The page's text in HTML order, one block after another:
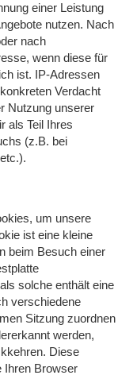
einer Leistung
nutzen. Nach
nach
wenn diese für
ist. IP-Adressen
Verdacht
Nutzung unserer
als Teil Ihres
(z.B. bei
um unsere
ist eine kleine
beim Besuch einer
solche enthält eine
verschiedene
Sitzung zuordnen
werden,
Diese
Ihren Browser